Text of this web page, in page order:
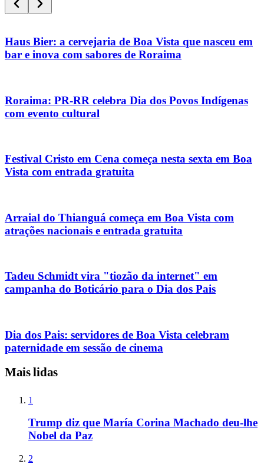
Haus Bier: a cervejaria de Boa Vista que nasceu em
bar e inova com sabores de Roraima
Roraima: PR-RR celebra Dia dos Povos Indígenas
com evento cultural
Festival Cristo em Cena começa nesta sexta em Boa
Vista com entrada gratuita
Arraial do Thianguá começa em Boa Vista com
atrações nacionais e entrada gratuita
Tadeu Schmidt vira "tiozão da internet" em
campanha do Boticário para o Dia dos Pais
Dia dos Pais: servidores de Boa Vista celebram
paternidade em sessão de cinema
Mais lidas
1
Trump diz que María Corina Machado deu-lhe
Nobel da Paz
2